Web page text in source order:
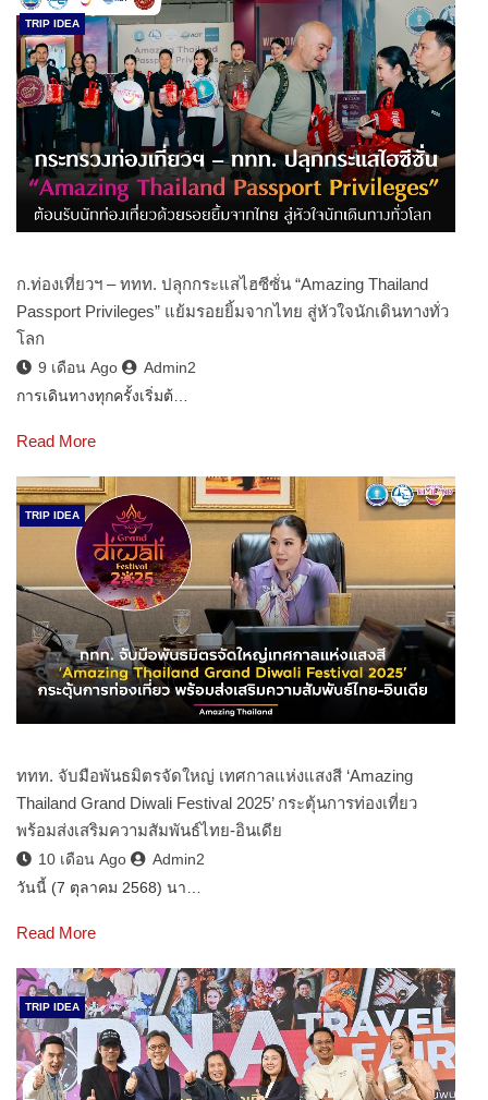
TRIP IDEA
ก.ท่องเที่ยวฯ – ททท. ปลุกกระแสไฮซีซั่น “Amazing Thailand
Passport Privileges” แย้มรอยยิ้มจากไทย สู่หัวใจนักเดินทางทั่ว
โลก
9 เดือน Ago
Admin2
การเดินทางทุกครั้งเริ่มต้…
Read More
TRIP IDEA
ททท. จับมือพันธมิตรจัดใหญ่ เทศกาลแห่งแสงสี ‘Amazing
Thailand Grand Diwali Festival 2025’ กระตุ้นการท่องเที่ยว
พร้อมส่งเสริมความสัมพันธ์ไทย-อินเดีย
10 เดือน Ago
Admin2
วันนี้ (7 ตุลาคม 2568) นา…
Read More
TRIP IDEA